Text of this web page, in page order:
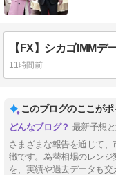
11時間前
このブログのここがポ
最新予想
さまざまな報告を通じて
徴です。為替相場のレン
を、実績や過去データも